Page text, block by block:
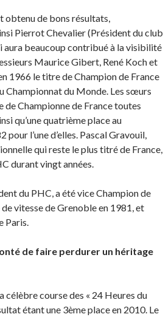
obtenu de bons résultats,
Pierrot Chevalier (Président du club
aura beaucoup contribué à la visibilité
Maurice Gibert, René Koch et
1966 le titre de Champion de France
Championnat du Monde. Les sœurs
Championne de France toutes
qu’une quatrième place au
pour l’une d’elles. Pascal Gravouil,
qui reste le plus titré de France,
durant vingt années.
du PHC, a été vice Champion de
de vitesse de Grenoble en 1981, et
Paris.
de faire perdurer un héritage
célèbre course des « 24 Heures du
étant une 3ème place en 2010. Le